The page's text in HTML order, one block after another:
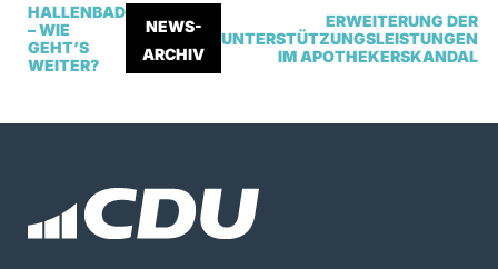
HALLENBAD
– WIE
GEHT’S
WEITER?
NEWS-
ARCHIV
ERWEITERUNG DER
UNTERSTÜTZUNGSLEISTUNGEN
IM APOTHEKERSKANDAL